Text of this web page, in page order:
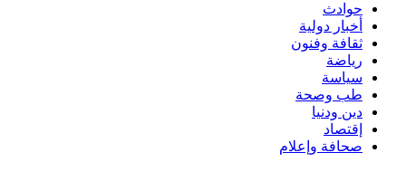
حوادث
أخبار دولية
ثقافة وفنون
رياضة
سياسة
طب وصحة
دين ودنيا
إقتصاد
صحافة وإعلام